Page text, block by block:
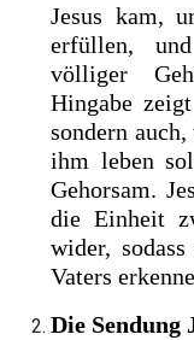
Jesus kam,
erfüllen,
völliger
Hingabe
sondern
ihm leben
Gehorsam.
die Einheit
wider,
Vaters
Die Sendung